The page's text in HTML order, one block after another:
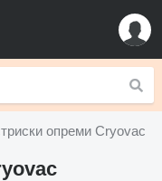
опреми Cryovac